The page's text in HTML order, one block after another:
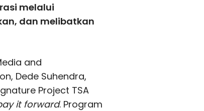
melalui
dan melibatkan
and
Dede Suhendra,
Project TSA
it forward. Program